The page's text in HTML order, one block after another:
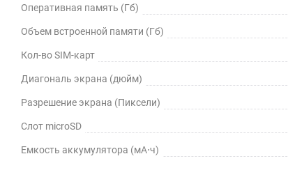
Оперативная память (Гб)
Объем встроенной памяти (Гб)
Кол-во SIM-карт
Диагональ экрана (дюйм)
Разрешение экрана (Пиксели)
Слот microSD
Емкость аккумулятора (мА⋅ч)